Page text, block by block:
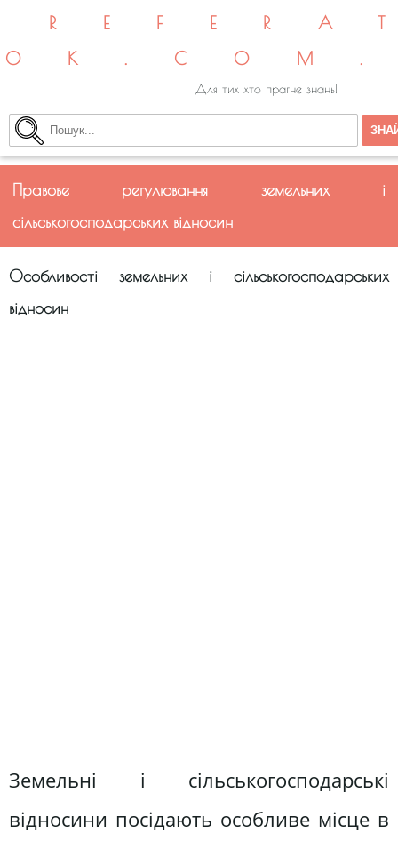
Для тих хто прагне знань!
Правове регулювання земельних і
сільськогосподарських відносин
Особливості земельних і сільськогосподарських
відносин
Земельні і сільськогосподарські
відносини посідають особливе місце в